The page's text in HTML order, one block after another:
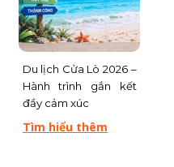
Du lịch Cửa Lò 2026 –
Hành trình gắn kết
đầy cảm xúc
Tìm hiểu thêm